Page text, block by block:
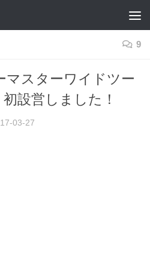
9
マスターワイドツー
設営しました！
03-27